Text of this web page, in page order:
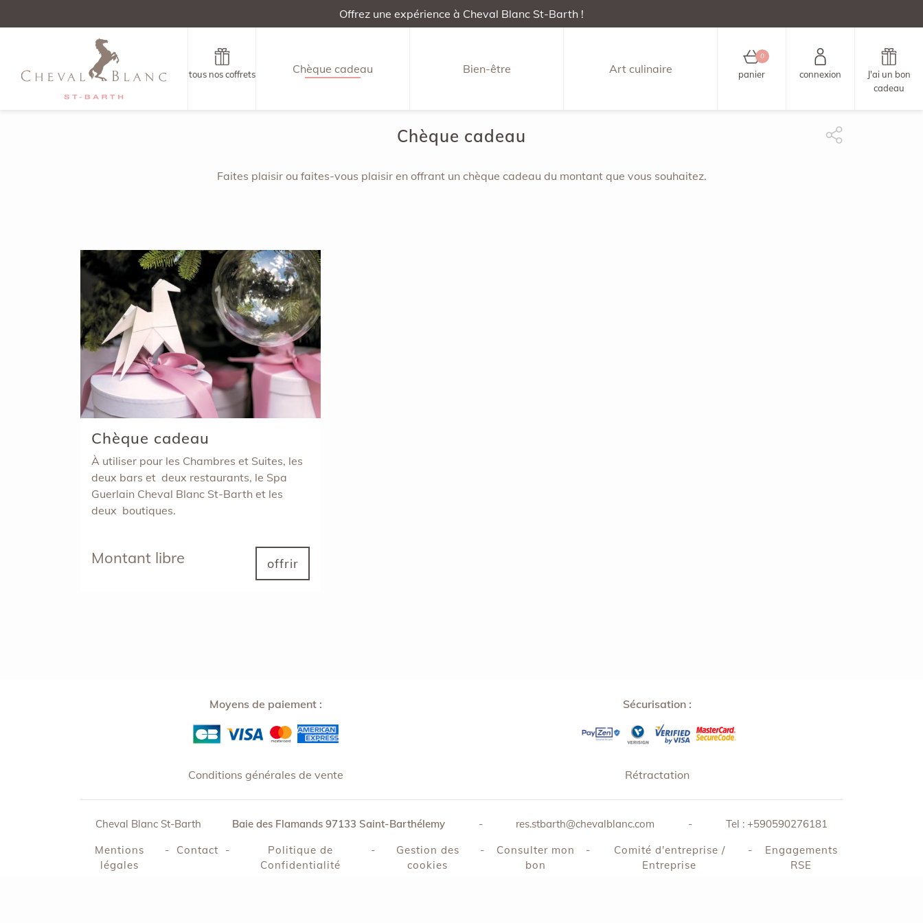
Offrez une expérience à Cheval Blanc St-Barth !
tous nos coffrets Chèque cadeau Bien-être Art culinaire
0
panier connexion
J'ai un bon
cadeau
Chèque cadeau
Faites plaisir ou faites-vous plaisir en offrant un chèque cadeau du montant que vous souhaitez.
Chèque cadeau
À utiliser pour les Chambres et Suites, les
deux bars et deux restaurants, le Spa
Guerlain Cheval Blanc St-Barth et les
deux boutiques.
Montant libre offrir
Moyens de paiement : Sécurisation :
Conditions générales de vente Rétractation
Cheval Blanc St-Barth Baie des Flamands 97133 Saint-Barthélemy - res.stbarth@chevalblanc.com - Tel : +590590276181
Mentions
légales
- contact -
Politique de
Confidentialité
-
Gestion des
cookies
-
Consulter mon
bon
-
Comité d'entreprise /
Entreprise
-
Engagements
RSE